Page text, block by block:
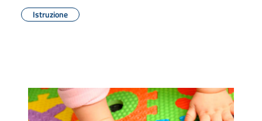
Istruzione